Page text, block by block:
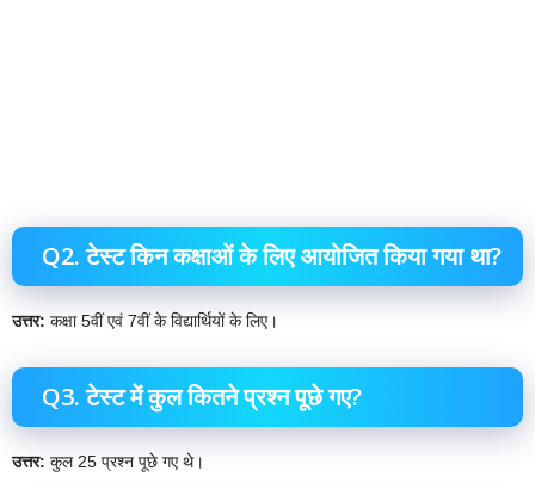
Q2. टेस्ट किन कक्षाओं के लिए आयोजित किया गया था?
उत्तर: कक्षा 5वीं एवं 7वीं के विद्यार्थियों के लिए।
Q3. टेस्ट में कुल कितने प्रश्न पूछे गए?
उत्तर: कुल 25 प्रश्न पूछे गए थे।